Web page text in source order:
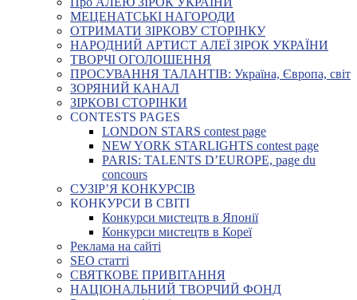
МЕЦЕНАТСЬКІ НАГОРОДИ
ОТРИМАТИ ЗІРКОВУ СТОРІНКУ
НАРОДНИЙ АРТИСТ АЛЕЇ ЗІРОК УКРАЇНИ
ТВОРЧІ ОГОЛОШЕННЯ
ПРОСУВАННЯ ТАЛАНТІВ: Україна, Європа, світ
ЗОРЯНИЙ КАНАЛ
ЗІРКОВІ СТОРІНКИ
CONTESTS PAGES
LONDON STARS contest page
NEW YORK STARLIGHTS contest page
PARIS: TALENTS D’EUROPE, page du
concours
СУЗІР’Я КОНКУРСІВ
КОНКУРСИ В СВІТІ
Конкурси мистецтв в Японії
Конкурси мистецтв в Кореї
Реклама на сайті
SEO статті
СВЯТКОВЕ ПРИВІТАННЯ
НАЦІОНАЛЬНИЙ ТВОРЧИЙ ФОНД